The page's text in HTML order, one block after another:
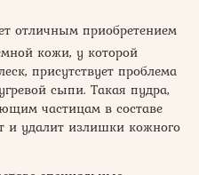
отличным приобретением
кожи, у которой
присутствует проблема
сыпи. Такая пудра,
частицам в составе
и удалит излишки кожного